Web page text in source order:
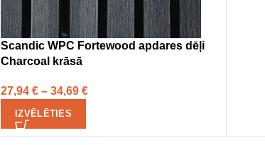
Scandic WPC Fortewood apdares dēļi
Charcoal krāsā
27,94 € – 34,69 €
IZVĒLĒTIES